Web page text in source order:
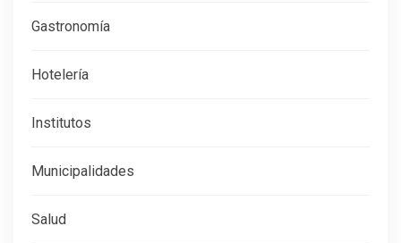
Gastronomía
Hotelería
Institutos
Municipalidades
Salud